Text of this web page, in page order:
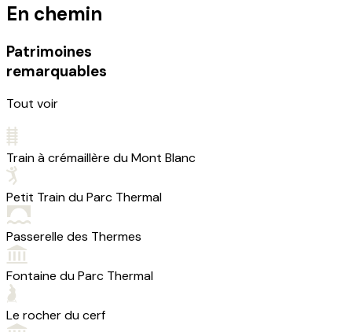
En chemin
Patrimoines
remarquables
Tout voir
Train à crémaillère du Mont Blanc
Petit Train du Parc Thermal
Passerelle des Thermes
Fontaine du Parc Thermal
Le rocher du cerf